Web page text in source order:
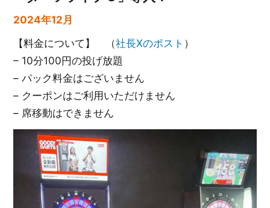
2024年12月
【料金について】 （社長Xのポスト ）
– 10分100円の投げ放題
– パック料金はございません
– クーポンはご利用いただけません
– 席移動はできません